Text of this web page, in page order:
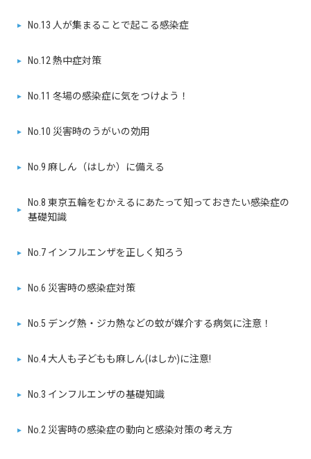
No.13 人が集まることで起こる感染症
No.12 熱中症対策
No.11 冬場の感染症に気をつけよう！
No.10 災害時のうがいの効用
No.9 麻しん（はしか）に備える
No.8 東京五輪をむかえるにあたって知っておきたい感染症の
基礎知識
No.7 インフルエンザを正しく知ろう
No.6 災害時の感染症対策
No.5 デング熱・ジカ熱などの蚊が媒介する病気に注意！
No.4 大人も子どもも麻しん(はしか)に注意!
No.3 インフルエンザの基礎知識
No.2 災害時の感染症の動向と感染対策の考え方